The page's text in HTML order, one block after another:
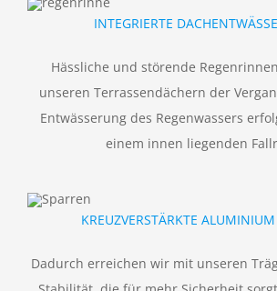
INTEGRIERTE
Hässliche und störende
unseren Terrassendächern der
Entwässerung des Regenwassers
einem innen liegenden
KREUZVERSTÄRKTE
Dadurch erreichen wir mit unseren